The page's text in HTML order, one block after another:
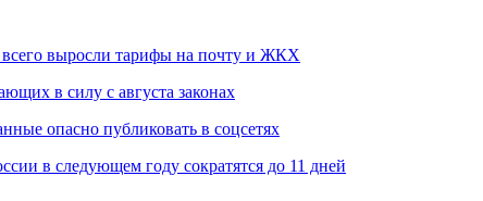
всего выросли тарифы на почту и ЖКХ
в силу с августа законах
опасно публиковать в соцсетях
в следующем году сократятся до 11 дней